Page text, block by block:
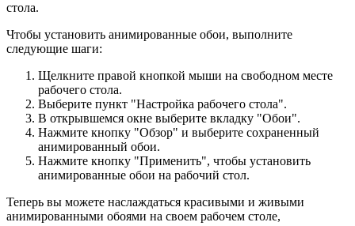
стола.
Чтобы установить анимированные обои, выполните
следующие шаги:
Щелкните правой кнопкой мыши на свободном месте
рабочего стола.
Выберите пункт "Настройка рабочего стола".
В открывшемся окне выберите вкладку "Обои".
Нажмите кнопку "Обзор" и выберите сохраненный
анимированный обои.
Нажмите кнопку "Применить", чтобы установить
анимированные обои на рабочий стол.
Теперь вы можете наслаждаться красивыми и живыми
анимированными обоями на своем рабочем столе,